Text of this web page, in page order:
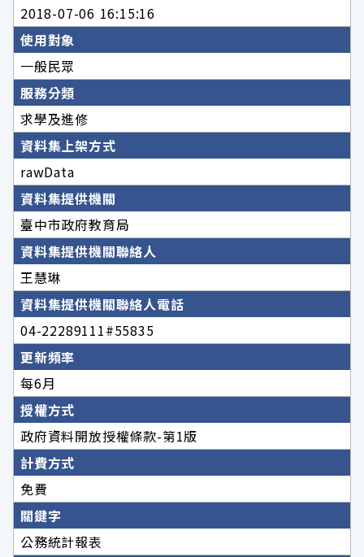
2018-07-06 16:15:16
使用對象
一般民眾
服務分類
求學及進修
資料集上架方式
rawData
資料集提供機關
臺中市政府教育局
資料集提供機關聯絡人
王慧琳
資料集提供機關聯絡人電話
04-22289111#55835
更新頻率
每6月
授權方式
政府資料開放授權條款-第1版
計費方式
免費
關鍵字
公務統計報表